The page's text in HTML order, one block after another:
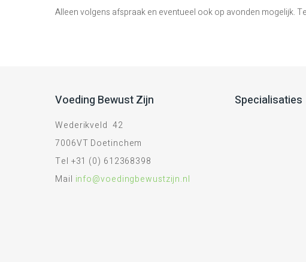
Alleen volgens afspraak en eventueel ook op avonden mogelijk.
Voeding Bewust Zijn
Wederikveld 42
7006VT Doetinchem
Tel +31 (0) 612368398
Mail info@voedingbewustzijn.nl
Specialisaties